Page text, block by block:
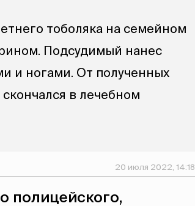
тоболяка на семейном
Подсудимый нанес
и ногами. От полученных
в лечебном
20 июля 2022, 14:18
полицейского,